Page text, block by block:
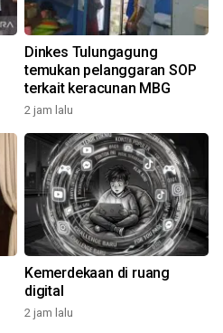
Dinkes Tulungagung
temukan pelanggaran SOP
terkait keracunan MBG
2 jam lalu
Kemerdekaan di ruang
digital
2 jam lalu